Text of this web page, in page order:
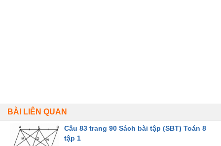
BÀI LIÊN QUAN
Câu 83 trang 90 Sách bài tập (SBT) Toán 8
tập 1